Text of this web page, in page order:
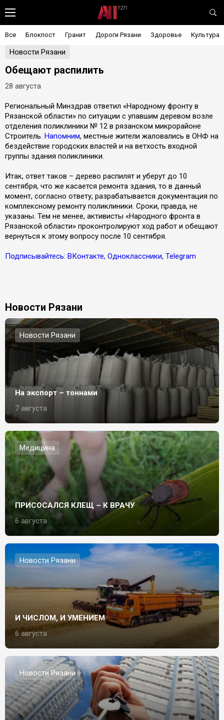
Все Блокпост Гранит Дороги Рязани Здоровье Культура
Новости Рязани
Обещают распилить
28 августа
Региональный Минздрав ответил «Народному фронту в
Рязанской области» по ситуации с упавшим деревом возле
отделения поликлиники № 12 в рязанском микрорайоне
Строитель. Напомним, местные жители жаловались в ОНФ на
бездействие городских властей и на ветхость входной
группы здания поликлиники.
Итак, ответ таков – дерево распилят и уберут до 10
сентября, что же касается ремонта здания, то в данный
момент, согласно ответу, разрабатывается документация по
комплексному ремонту поликлиники. Сроки, правда, не
указаны. Тем не менее, активисты «Народного фронта в
Рязанской области» проконтролируют ход работ и обещают
вернуться к этому вопросу после 10 сентября.
Подписывайтесь: ВКонтакте, Одноклассники, Telegram
Новости Рязани
Новости Рязани
На экспорт – тоннами
7 августа
Медицина
ПРИСОСАЛСЯ КЛЕЩ – К ВРАЧУ
6 августа
Новости Рязани
И ЧИСЛОМ, И УМЕНИЕМ
6 августа
Новости Рязани